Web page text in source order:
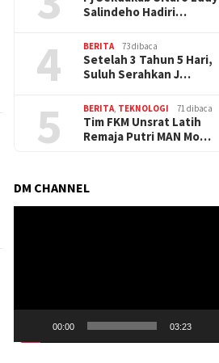
Salindeho Hadiri…
4 BERITA 73 dibaca
Setelah 3 Tahun 5 Hari,
Suluh Serahkan J…
5 BERITA TEKNOLOGI 71 dibaca
Tim FKM Unsrat Latih
Remaja Putri MAN Mo…
DM CHANNEL
00:00 03:23